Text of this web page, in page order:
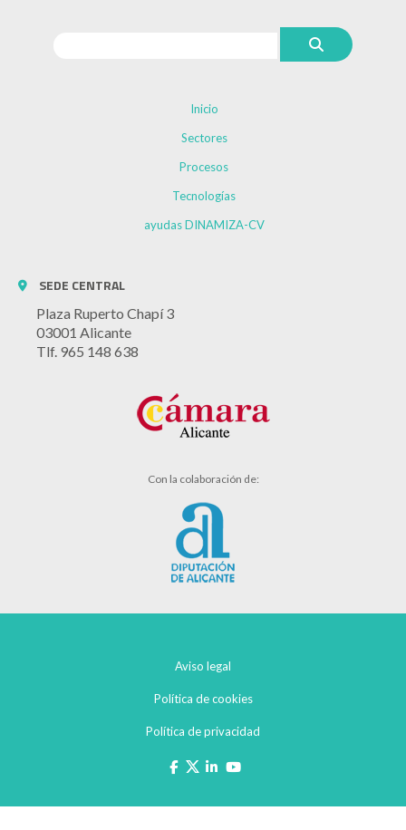
Inicio
Sectores
Procesos
Tecnologías
ayudas DINAMIZA-CV
SEDE CENTRAL
Plaza Ruperto Chapí 3
03001 Alicante
Tlf. 965 148 638
Con la colaboración de:
Aviso legal
Política de cookies
Política de privacidad